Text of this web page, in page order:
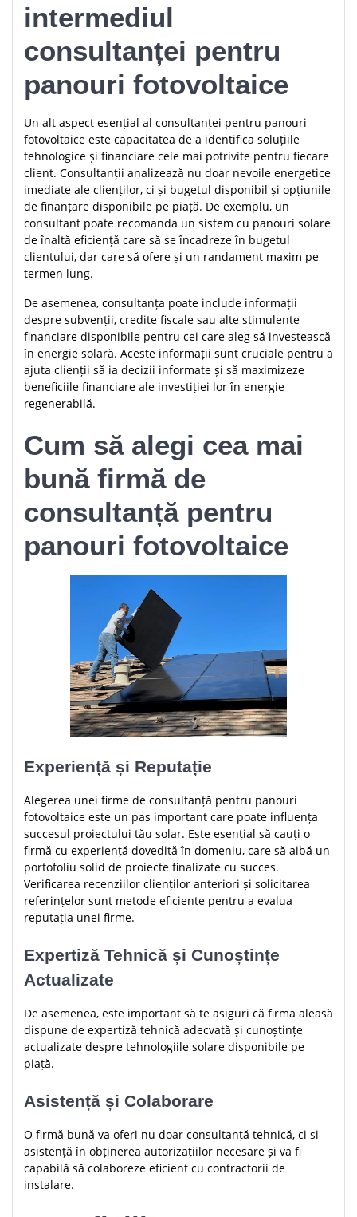
intermediul
consultanței pentru
panouri fotovoltaice
Un alt aspect esențial al consultanței pentru panouri
fotovoltaice este capacitatea de a identifica soluțiile
tehnologice și financiare cele mai potrivite pentru fiecare
client. Consultanții analizează nu doar nevoile energetice
imediate ale clienților, ci și bugetul disponibil și opțiunile
de finanțare disponibile pe piață. De exemplu, un
consultant poate recomanda un sistem cu panouri solare
de înaltă eficiență care să se încadreze în bugetul
clientului, dar care să ofere și un randament maxim pe
termen lung.
De asemenea, consultanța poate include informații
despre subvenții, credite fiscale sau alte stimulente
financiare disponibile pentru cei care aleg să investească
în energie solară. Aceste informații sunt cruciale pentru a
ajuta clienții să ia decizii informate și să maximizeze
beneficiile financiare ale investiției lor în energie
regenerabilă.
Cum să alegi cea mai
bună firmă de
consultanță pentru
panouri fotovoltaice
Experiență și Reputație
Alegerea unei firme de consultanță pentru panouri
fotovoltaice este un pas important care poate influența
succesul proiectului tău solar. Este esențial să cauți o
firmă cu experiență dovedită în domeniu, care să aibă un
portofoliu solid de proiecte finalizate cu succes.
Verificarea recenziilor clienților anteriori și solicitarea
referințelor sunt metode eficiente pentru a evalua
reputația unei firme.
Expertiză Tehnică și Cunoștințe
Actualizate
De asemenea, este important să te asiguri că firma aleasă
dispune de expertiză tehnică adecvată și cunoștințe
actualizate despre tehnologiile solare disponibile pe
piață.
Asistență și Colaborare
O firmă bună va oferi nu doar consultanță tehnică, ci și
asistență în obținerea autorizațiilor necesare și va fi
capabilă să colaboreze eficient cu contractorii de
instalare.